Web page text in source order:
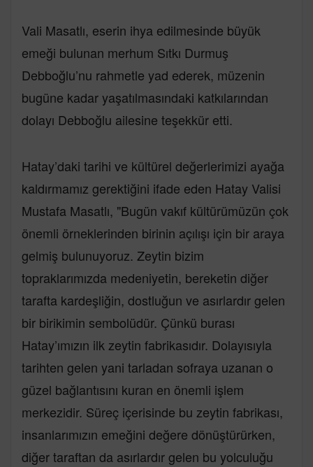
Vali Masatlı, eserin ihya edilmesinde büyük
emeği bulunan merhum Sıtkı Durmuş
Debboğlu’nu rahmetle yad ederek, müzenin
bugüne kadar yaşatılmasındaki katkılarından
dolayı Debboğlu ailesine teşekkür etti.
Hatay’daki tarihi ve kültürel değerlerimizi ayağa
kaldırmamız gerektiğini ifade eden Hatay Valisi
Mustafa Masatlı, "Bugün vakıf kültürümüzün çok
önemli örneklerinden birinin açılışı için bir araya
gelmiş bulunuyoruz. Zeytin bizim
topraklarımızda medeniyetin, bereketin diğer
tarafta kardeşliğin, dostluğun ve asırlardır gelen
bir birikimin sembolüdür. Çünkü burası
Hatay’ımızın ilk zeytin fabrikasıdır. Dolayısıyla
tarihten gelen yani tarladan sofraya uzanan o
güzel bağlantısını kuran en önemli işlem
merkezidir. Süreç içerisinde bu zeytin fabrikası,
insanlarımızın emeğini değere dönüştürürken,
diğer taraftan da asırlardır gelen bu yolculuğu